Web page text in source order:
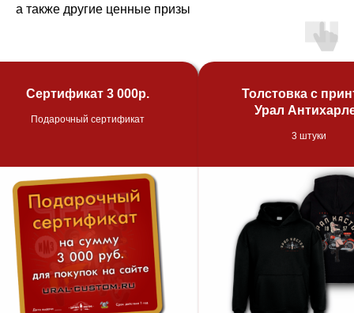
а также другие ценные призы
Толстовка с принтом
Футболка
Урал